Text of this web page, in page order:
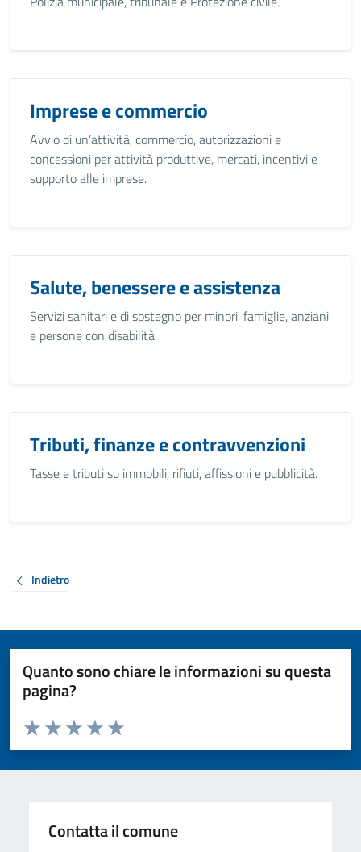
Imprese e commercio
Avvio di un’attività, commercio, autorizzazioni e
concessioni per attività produttive, mercati, incentivi e
supporto alle imprese.
Salute, benessere e assistenza
Servizi sanitari e di sostegno per minori, famiglie, anziani
e persone con disabilità.
Tributi, finanze e contravvenzioni
Tasse e tributi su immobili, rifiuti, affissioni e pubblicità.
Indietro
Quanto sono chiare le informazioni su questa
pagina?
Valuta da 1 a 5 stelle la pagina
Valuta 5 stelle su 5
Valuta 4 stelle su 5
Valuta 3 stelle su 5
Valuta 2 stelle su 5
Valuta 1 stelle su 5
Contatta il comune